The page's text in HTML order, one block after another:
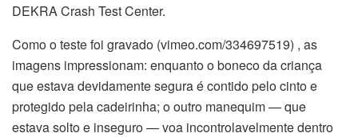
DEKRA Crash Test Center.
Como o teste foi gravado (vimeo.com/334697519) , as
imagens impressionam: enquanto o boneco da criança
que estava devidamente segura é contido pelo cinto e
protegido pela cadeirinha; o outro manequim — que
estava solto e inseguro — voa incontrolavelmente dentro